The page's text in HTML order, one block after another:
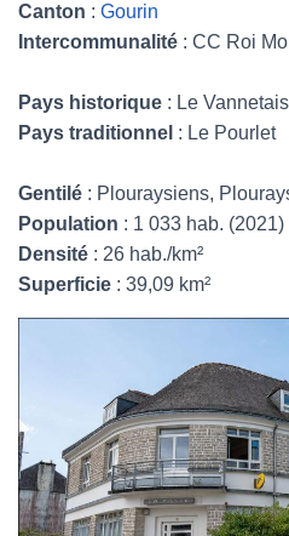
Canton : Gourin
Intercommunalité : CC Roi
Pays historique : Le Vannetais
Pays traditionnel : Le Pourlet
Gentilé : Plouraysiens,
Population : 1 033 hab. (2021)
Densité : 26 hab./km²
Superficie : 39,09 km²